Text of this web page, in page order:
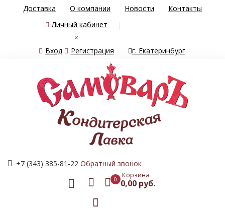
Доставка О компании Новости
Контакты
Личный кабинет
×
Вход
Регистрация г. Екатеринбург
+7 (343) 385-81-22 Обратный звонок
0 Корзина
0,00 руб.